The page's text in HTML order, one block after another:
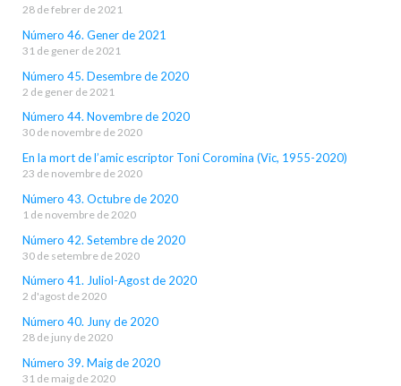
28 de febrer de 2021
Número 46. Gener de 2021
31 de gener de 2021
Número 45. Desembre de 2020
2 de gener de 2021
Número 44. Novembre de 2020
30 de novembre de 2020
En la mort de l’amic escriptor Toni Coromina (Vic, 1955-2020)
23 de novembre de 2020
Número 43. Octubre de 2020
1 de novembre de 2020
Número 42. Setembre de 2020
30 de setembre de 2020
Número 41. Juliol-Agost de 2020
2 d'agost de 2020
Número 40. Juny de 2020
28 de juny de 2020
Número 39. Maig de 2020
31 de maig de 2020